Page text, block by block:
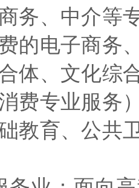
务、中介等
的电子商务
体、文化综
费专业服务
教育、公共